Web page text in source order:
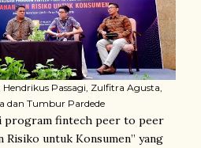
Passagi, Zulfitra Agusta,
dan Tumbur Pardede
program fintech peer to peer
Risiko untuk Konsumen” yang